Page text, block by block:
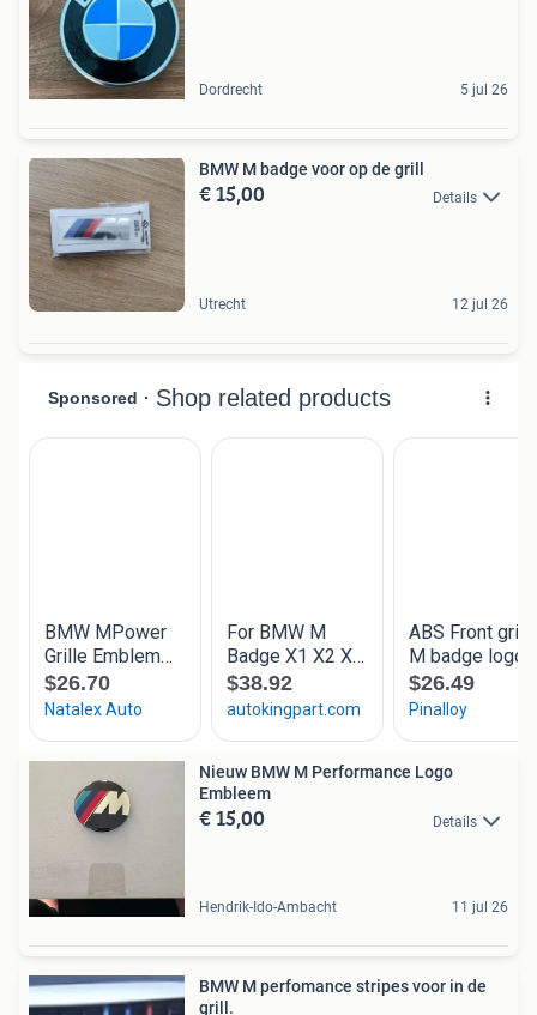
Dordrecht 5 jul 26
BMW M badge voor op de grill
€ 15,00 Details
Utrecht 12 jul 26
Nieuw BMW M Performance Logo
Embleem
€ 15,00 Details
Hendrik-Ido-Ambacht 11 jul 26
BMW M perfomance stripes voor in de
grill.